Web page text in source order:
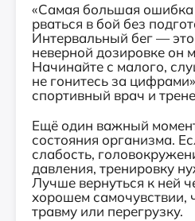
«Самая большая
рваться в бой без
Интервальный бег — это
неверной дозировке он
Начинайте с малого,
не гонитесь за
спортивный врач и
Ещё один важный
состояния организма.
слабость,
давления, тренировку
Лучше вернуться к ней
хорошем самочувствии,
травму или перегрузку.